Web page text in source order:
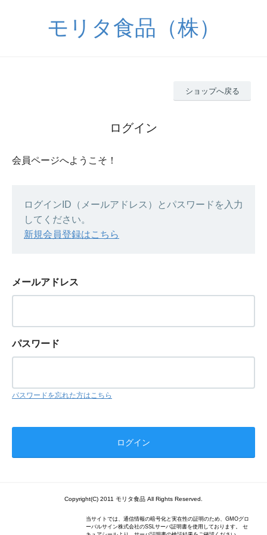
モリタ食品（株）
ショップへ戻る
ログイン
会員ページへようこそ！
ログインID（メールアドレス）とパスワードを入力
してください。
新規会員登録はこちら
メールアドレス
パスワード
パスワードを忘れた方はこちら
Copyright(C) 2011 モリタ食品 All Rights Reserved.
当サイトでは、通信情報の暗号化と実在性の証明のため、GMOグロ
ーバルサイン株式会社のSSLサーバ証明書を使用しております。 セ